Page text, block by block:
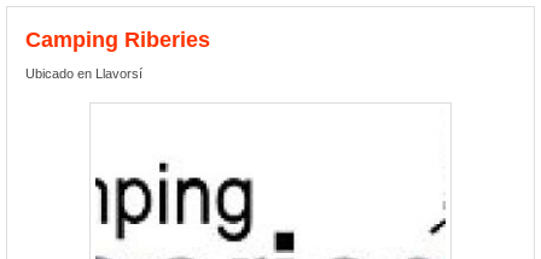
Camping Riberies
Ubicado en Llavorsí